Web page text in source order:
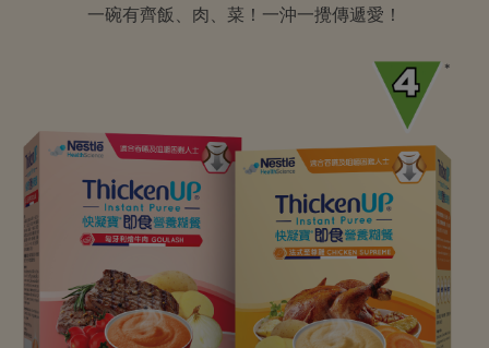
一碗有齊飯、肉、菜！一沖一攪傳遞愛！